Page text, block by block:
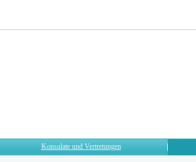
Konsulate und Vertretungen